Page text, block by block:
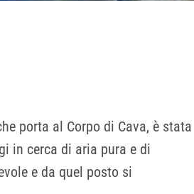
porta al Corpo di Cava, è stata
in cerca di aria pura e di
e da quel posto si